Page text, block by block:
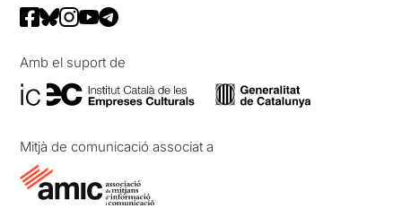
Amb el suport de
Mitjà de comunicació associat a